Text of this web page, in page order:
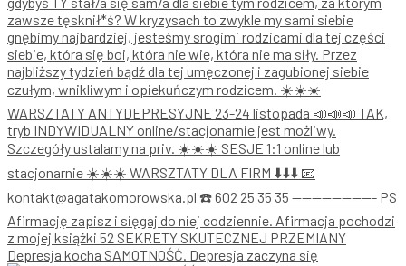
Depresja kocha SAMOTNOŚĆ. Depresja zaczyna się